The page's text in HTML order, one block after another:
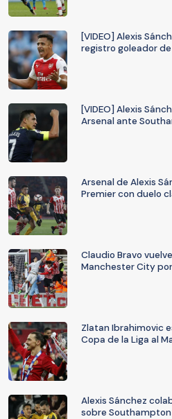
[VIDEO] Alexis
registro goleador
[VIDEO] Alexis
Arsenal ante
Arsenal de Alexis
Premier con duelo
Claudio Bravo
Manchester City
Zlatan Ibrahimovic
Copa de la Liga al
Alexis Sánchez
sobre Southampton